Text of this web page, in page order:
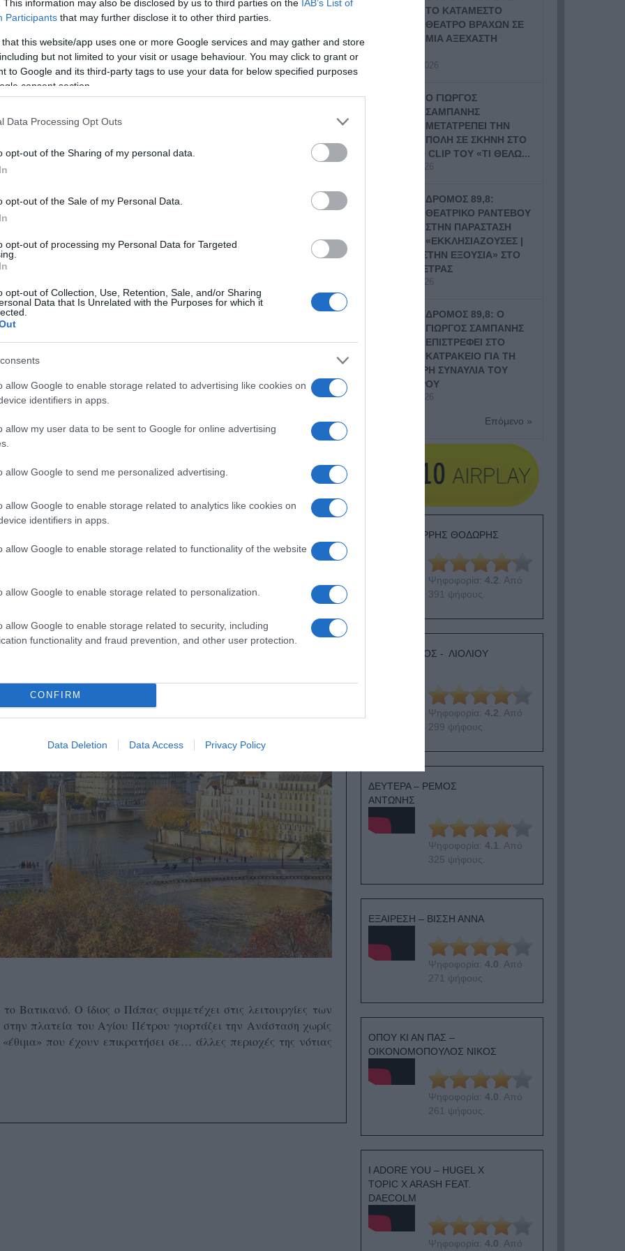
This information may also be disclosed by us to third parties on the IAB’s List of
Participants that may further disclose it to other third parties.
that this website/app uses one or more Google services and may gather and store
but not limited to your visit or usage behaviour. You may click to grant or
to Google and its third-party tags to use your data for below specified purposes
consent section.
Data Processing Opt Outs
opt-out of the Sharing of my personal data.
opt-out of the Sale of my Personal Data.
opt-out of processing my Personal Data for Targeted
opt-out of Collection, Use, Retention, Sale, and/or Sharing
Data that Is Unrelated with the Purposes for which it
allow Google to enable storage related to advertising like cookies on
identifiers in apps.
allow my user data to be sent to Google for online advertising
allow Google to send me personalized advertising.
allow Google to enable storage related to analytics like cookies on
identifiers in apps.
allow Google to enable storage related to functionality of the website
allow Google to enable storage related to personalization.
allow Google to enable storage related to security, including
functionality and fraud prevention, and other user protection.
CONFIRM
Data Deletion Data Access Privacy Policy
Ανέστη» χιλιάδες πολύχρωμα
αυτοσχέδια φαναράκια
το ομοίωμα του Ιούδα πάνω σε ξερά κλαδιά.
Πάσχα ιδιαίτερο είναι το γεγονός ότι
στήνεται στην Ερμούπολη την Μεγάλη Παρασκευή, με τους
και ορθόδοξες, να καταλήγουν στην κεντρική πλατεία για
με ιδιαίτερη κατάνυξη και μεγαλοπρέπεια. Οι επισκέπτες
τις λειτουργίες της Μεγάλης Εβδομάδας και πιο συγκεκριμένα το
περιφορά στα καλντερίμια του νησιού και συναντιούνται στις
γίνεται στο μοναστήρι. Ανήμερα του Πάσχα το Ευαγγέλιο
Αγάπης.
επισκεφθείτε και πολλά αξιοθέατα να θαυμάσετε, με πρώτο τον
το γνωστό μας Duomo. Το Πάσχα γιορτάζεται με τις γνωστές
μια ξύλινη κατασκευή γεμάτη πυροτεχνήματα που καίγεται την
αφορμή για να επισκεφθεί κανείς το Παρίσι. Εκεί θα μπορέσετε
Παναγία των Παρισίων, την πανέμορφη βασιλική της Sacré
πόλης.
το Βατικανό. Ο ίδιος ο Πάπας συμμετέχει στις λειτουργίες των
πλατεία του Αγίου Πέτρου γιορτάζει την Ανάσταση χωρίς
που έχουν επικρατήσει σε… άλλες περιοχές της νότιας
ΤΟ ΚΑΤΑΜΕΣΤΟ
ΘΕΑΤΡΟ ΒΡΑΧΩΝ ΣΕ
ΜΙΑ ΑΞΕΧΑΣΤΗ
14 Ιουλίου, 2026
Ο ΓΙΩΡΓΟΣ
ΣΑΜΠΑΝΗΣ
ΜΕΤΑΤΡΕΠΕΙ ΤΗΝ
ΠΟΛΗ ΣΕ ΣΚΗΝΗ ΣΤΟ
ΝΕΟ VIDEO CLIP ΤΟΥ «ΤΙ ΘΕΛΩ...
9 Ιουλίου, 2026
ΔΡΟΜΟΣ 89,8:
ΘΕΑΤΡΙΚΟ ΡΑΝΤΕΒΟΥ
ΣΤΗΝ ΠΑΡΑΣΤΑΣΗ
«ΕΚΚΛΗΣΙΑΖΟΥΣΕΣ |
ΓΥΝΑΙΚΕΣ ΣΤΗΝ ΕΞΟΥΣΙΑ» ΣΤΟ
ΘΕΑΤΡΟ ΠΕΤΡΑΣ
8 Ιουλίου, 2026
ΔΡΟΜΟΣ 89,8: Ο
ΓΙΩΡΓΟΣ ΣΑΜΠΑΝΗΣ
ΕΠΙΣΤΡΕΦΕΙ ΣΤΟ
ΚΑΤΡΑΚΕΙΟ ΓΙΑ ΤΗ
ΜΕΓΑΛΥΤΕΡΗ ΣΥΝΑΥΛΙΑ ΤΟΥ
ΦΘΙΝΟΠΩΡΟΥ
8 Ιουλίου, 2026
Επόμενο »
ΕΙΠΕΣ – ΦΕΡΡΗΣ ΘΟΔΩΡΗΣ
Ψηφοφορία: 4.2 . Από
391 ψήφους.
ΛΟΓΑΡΙΑΣΜΟΣ - ΛΙΟΛΙΟΥ
Ψηφοφορία: 4.2 . Από
299 ψήφους.
ΔΕΥΤΕΡΑ – ΡΕΜΟΣ
ΑΝΤΩΝΗΣ
Ψηφοφορία: 4.1 . Από
325 ψήφους.
ΕΞΑΙΡΕΣΗ – ΒΙΣΣΗ ΑΝΝΑ
Ψηφοφορία: 4.0 . Από
271 ψήφους.
ΟΠΟΥ ΚΙ ΑΝ ΠΑΣ –
ΟΙΚΟΝΟΜΟΠΟΥΛΟΣ ΝΙΚΟΣ
Ψηφοφορία: 4.0 . Από
261 ψήφους.
I ADORE YOU – HUGEL X
TOPIC X ARASH FEAT.
DAECOLM
Ψηφοφορία: 4.0 . Από